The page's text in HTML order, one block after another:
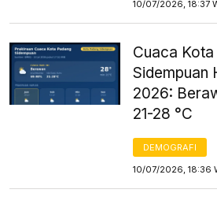
10/07/2026, 18:37
Cuaca
Sidempuan
2026:
21-28 °C
DEMOGRAFI
10/07/2026, 18:36